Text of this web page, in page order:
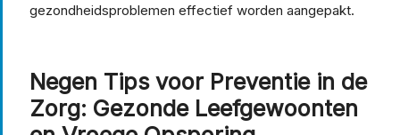
gezondheidsproblemen effectief worden aangepakt.
Negen Tips voor Preventie in de
Zorg: Gezonde Leefgewoonten